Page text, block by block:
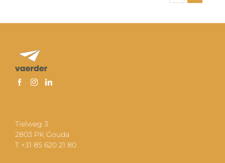
Tielweg 3
2803 PK Gouda
T +31 85 620 21 80